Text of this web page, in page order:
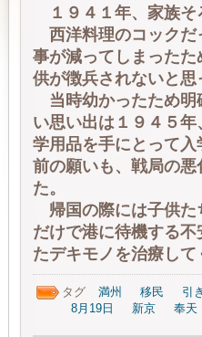
１９４１年、家族そ
西洋料理のコックだ
事が減ってしまった
供が徴兵されないと思
当時幼かったため明
い思い出は１９４５
学用品を手にとって
前の願いも、戦局の
た。
帰国の際には子供た
だけで港に待機する
たデキモノを治療して
タグ 満州 移民 引
8月19日
新京 奉天